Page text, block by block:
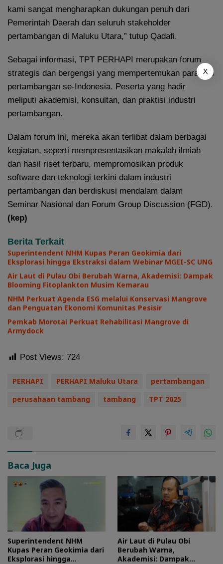
kami sangat mengharapkan dukungan penuh dari
Pemerintah Daerah dan seluruh stakeholder
pertambangan di Maluku Utara,” tutup Qadafi.
Sebagai informasi, TPT PERHAPI merupakan forum
strategis dan bergengsi yang mempertemukan para ahli
pertambangan se-Indonesia. Peserta yang hadir
meliputi akademisi, konsultan, dan praktisi industri
pertambangan.
Dalam forum ini, mereka akan terlibat dalam berbagai
kegiatan, seperti mempresentasikan makalah ilmiah
dan hasil riset terbaru, mempromosikan produk
software dan teknologi terkini dalam industri
pertambangan dan berdiskusi mendalam dalam
Seminar Nasional dan Forum Group Discussion (FGD).
(kep)
Berita Terkait
Superintendent NHM Kupas Peran Geokimia dari
Eksplorasi hingga Ekstraksi dalam Webinar MGEI-SC UNG
Air Laut di Pulau Obi Berubah Warna, Akademisi: Dampak
Blooming Fitoplankton Musim Kemarau
NHM Perkuat Agenda ESG melalui Konservasi Mangrove
dan Penguatan Ekonomi Komunitas Pesisir
Pemkab Morotai Perkuat Rehabilitasi Mangrove di
Armydock
Post Views: 724
PERHAPI PERHAPI Maluku Utara
pertambangan
perusahaan tambang
tambang TPT 2025
Baca Juga
Superintendent NHM
Kupas Peran Geokimia dari
Eksplorasi hingga
Air Laut di Pulau Obi
Berubah Warna,
Akademisi: Dampak
X